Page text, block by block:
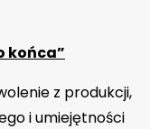
końca”
z produkcji,
i umiejętności